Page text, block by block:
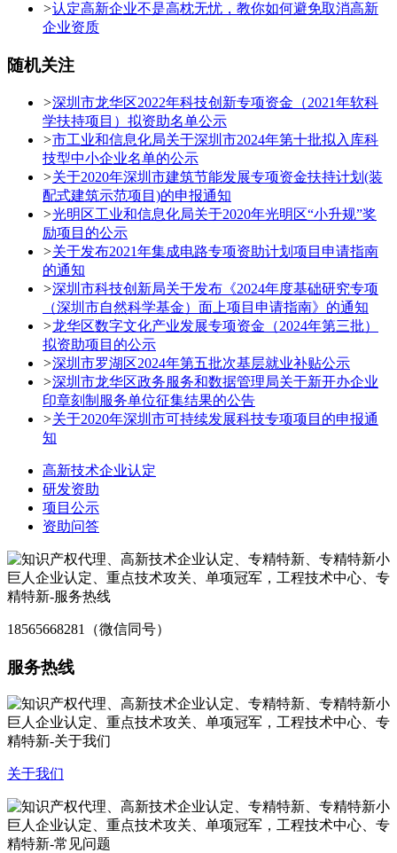
>认定高新企业不是高枕无忧，教你如何避免取消高新
企业资质
随机关注
>深圳市龙华区2022年科技创新专项资金（2021年软科
学扶持项目）拟资助名单公示
>市工业和信息化局关于深圳市2024年第十批拟入库科
技型中小企业名单的公示
>关于2020年深圳市建筑节能发展专项资金扶持计划(装
配式建筑示范项目)的申报通知
>光明区工业和信息化局关于2020年光明区“小升规”奖
励项目的公示
>关于发布2021年集成电路专项资助计划项目申请指南
的通知
>深圳市科技创新局关于发布《2024年度基础研究专项
（深圳市自然科学基金）面上项目申请指南》的通知
>龙华区数字文化产业发展专项资金（2024年第三批）
拟资助项目的公示
>深圳市罗湖区2024年第五批次基层就业补贴公示
>深圳市龙华区政务服务和数据管理局关于新开办企业
印章刻制服务单位征集结果的公告
>关于2020年深圳市可持续发展科技专项项目的申报通
知
高新技术企业认定
研发资助
项目公示
资助问答
18565668281（微信同号）
服务热线
关于我们